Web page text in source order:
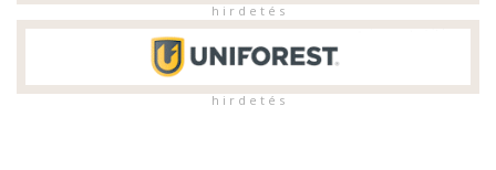
h i r d e t é s
h i r d e t é s